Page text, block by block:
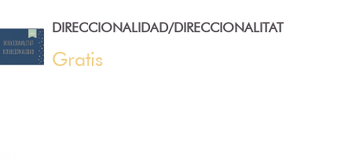
DIRECCIONALIDAD/DIRECCIONALITAT
Gratis